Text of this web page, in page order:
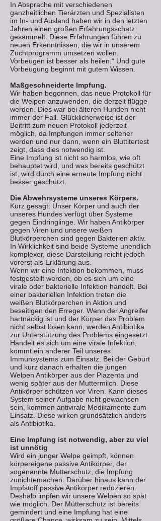
In Absprache mit verschiedenen
ganzheitlichen Tierärzten und Spezialisten
im In- und Ausland haben wir in den letzten
Jahren einen großen Erfahrungsschatz
gesammelt. Diese Erfahrungen führen zu
neuen Erkenntnissen, die wir in unserem
Zuchtprogramm umsetzen wollen.
Vorbeugen ist besser als heilen.“ Und gute
Vorbeugung beginnt mit gutem Wissen.
Maßgeschneiderte Impfung.
Wir haben begonnen, das neue Protokoll für
die Welpen anzuwenden, die derzeit flügge
werden. Dies war bei älteren Hunden nicht
immer der Fall. Glücklicherweise ist der
Beitritt zum neuen Protokoll jederzeit
möglich, da Impfungen immer seltener
werden und nur dann, wenn ein Bluttitertest
zeigt, dass dies notwendig ist.
Eine Impfung ist nicht so harmlos, wie oft
behauptet wird, und was bereits geschützt
ist, wird durch eine erneute Impfung nicht
besser geschützt.
Die Abwehrsysteme unseres Körpers.
Kurz gesagt: Unser Körper und auch der
unseres Hundes verfügt über Systeme
gegen Eindringlinge. Wir haben Antikörper
gegen Viren und unsere weißen
Blutkörperchen sind gegen Bakterien aktiv.
In Wirklichkeit sind beide Systeme unendlich
komplexer, diese Darstellung reicht jedoch
vorerst als Erklärung aus.
Wenn wir eine Infektion bekommen, muss
festgestellt werden, ob es sich um eine
virale oder bakterielle Infektion handelt. Bei
einer bakteriellen Infektion treten die
weißen Blutkörperchen in Aktion und
beseitigen den Erreger. Wenn der Angreifer
hartnäckig ist und der Körper das Problem
nicht selbst lösen kann, werden Antibiotika
zur Unterstützung des Problems eingesetzt.
Handelt es sich um eine virale Infektion,
kommt ein anderer Teil unseres
Immunsystems zum Einsatz. Bei der Geburt
und kurz danach erhalten die jungen
Welpen Antikörper aus der Plazenta und
wenig später aus der Muttermilch. Diese
Antikörper schützen vor Viren. Kann dieses
System seiner Aufgabe nicht gewachsen
sein, kommen antivirale Medikamente zum
Einsatz. Diese wirken grundsätzlich anders
als Antibiotika.
Eine Impfung ist notwendig, aber zu viel
ist unnötig
Wird ein junger Welpe geimpft, können
körpereigene passive Antikörper, der
sogenannte Mutterschutz, die Impfung
zunichtemachen. Darüber hinaus kann der
Impfstoff passive Antikörper reduzieren.
Deshalb impfen wir unsere Welpen so spät
wie möglich. Der Mütterschutz ist bereits
gemindert und eine Impfung hat eine